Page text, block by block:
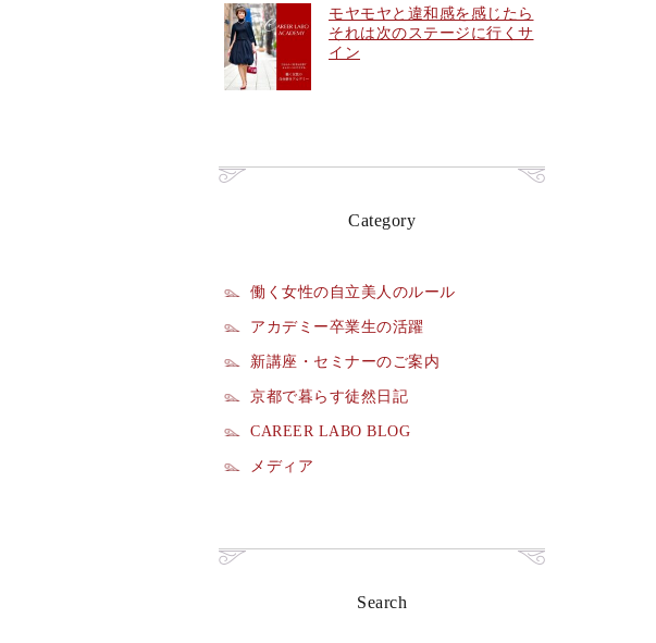
モヤモヤと違和感を感じたら
それは次のステージに行くサ
イン
Category
働く女性の自立美人のルール
アカデミー卒業生の活躍
新講座・セミナーのご案内
京都で暮らす徒然日記
CAREER LABO BLOG
メディア
Search